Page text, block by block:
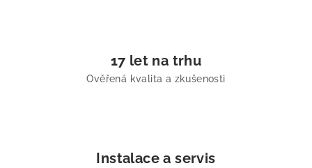
17 let na trhu
Ověřená kvalita a zkušenosti
Instalace a servis